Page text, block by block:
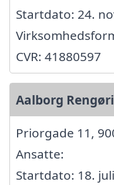
Startdato: 24.
CVR: 41880597
Aalborg
Priorgade 11,
Ansatte:
Startdato: 18.